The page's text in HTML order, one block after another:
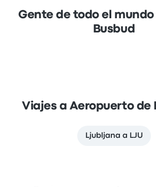
Gente de todo el
Busbud
Viajes a Aeropuerto de
Ljubljana a LJU